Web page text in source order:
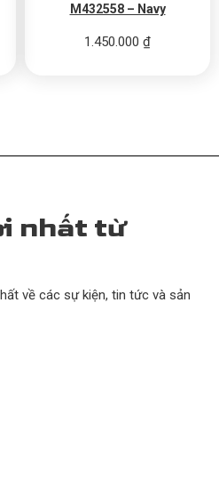
M432558 – Navy
1.450.000 ₫
nhất từ
về các sự kiện, tin tức và sản